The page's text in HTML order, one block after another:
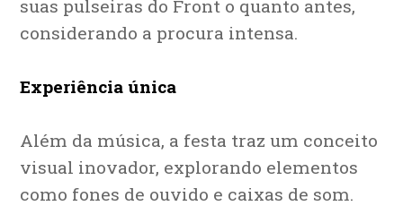
suas pulseiras do Front o quanto antes,
considerando a procura intensa.
Experiência única
Além da música, a festa traz um conceito
visual inovador, explorando elementos
como fones de ouvido e caixas de som.